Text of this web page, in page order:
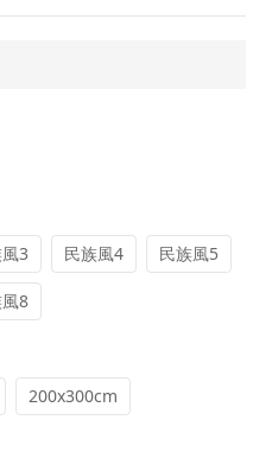
3 民族風4 民族風5
8
200x300cm